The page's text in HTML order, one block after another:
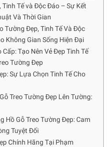
Tế và Độc Đáo – Sự Kết
Và Thời Gian
Tường Đẹp, Tinh Tế Và Độc
Không Gian Sống Hiện Đại
Tạo Nên Vẻ Đẹp Tinh Tế
Tường Đẹp
Sự Lựa Chọn Tinh Tế Cho
Treo Tường Đẹp Lên Tường:
Hồ Gỗ Treo Tường Đẹp: Cam
Tuyệt Đối
Chính Hãng Tại Phạm